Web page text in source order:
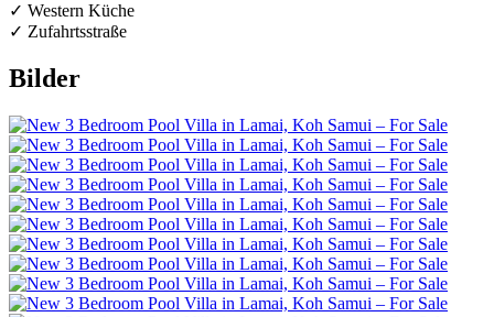
✓ Western Küche
✓ Zufahrtsstraße
Bilder